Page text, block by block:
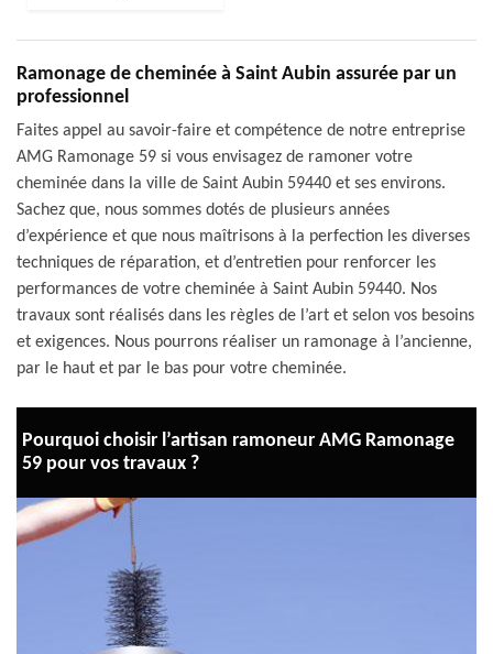
Ramonage de cheminée à Saint Aubin assurée par un
professionnel
Faites appel au savoir-faire et compétence de notre entreprise
AMG Ramonage 59 si vous envisagez de ramoner votre
cheminée dans la ville de Saint Aubin 59440 et ses environs.
Sachez que, nous sommes dotés de plusieurs années
d’expérience et que nous maîtrisons à la perfection les diverses
techniques de réparation, et d’entretien pour renforcer les
performances de votre cheminée à Saint Aubin 59440. Nos
travaux sont réalisés dans les règles de l’art et selon vos besoins
et exigences. Nous pourrons réaliser un ramonage à l’ancienne,
par le haut et par le bas pour votre cheminée.
Pourquoi choisir l’artisan ramoneur AMG Ramonage
59 pour vos travaux ?